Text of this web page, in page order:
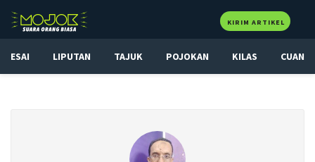
KIRIM ARTIKEL
ESAI LIPUTAN TAJUK POJOKAN KILAS CUAN